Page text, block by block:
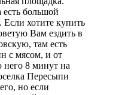
большой
хотите купить
Вам ездить в
там есть
с мясом, и от
него 8 минут на
Пересыпи
но если